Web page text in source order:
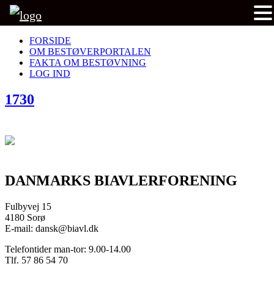
FORSIDE
OM BESTØVERPORTALEN
FAKTA OM BESTØVNING
LOG IND
1730
DANMARKS BIAVLERFORENING
Fulbyvej 15
4180 Sorø
E-mail: dansk@biavl.dk
Telefontider man-tor: 9.00-14.00
Tlf. 57 86 54 70